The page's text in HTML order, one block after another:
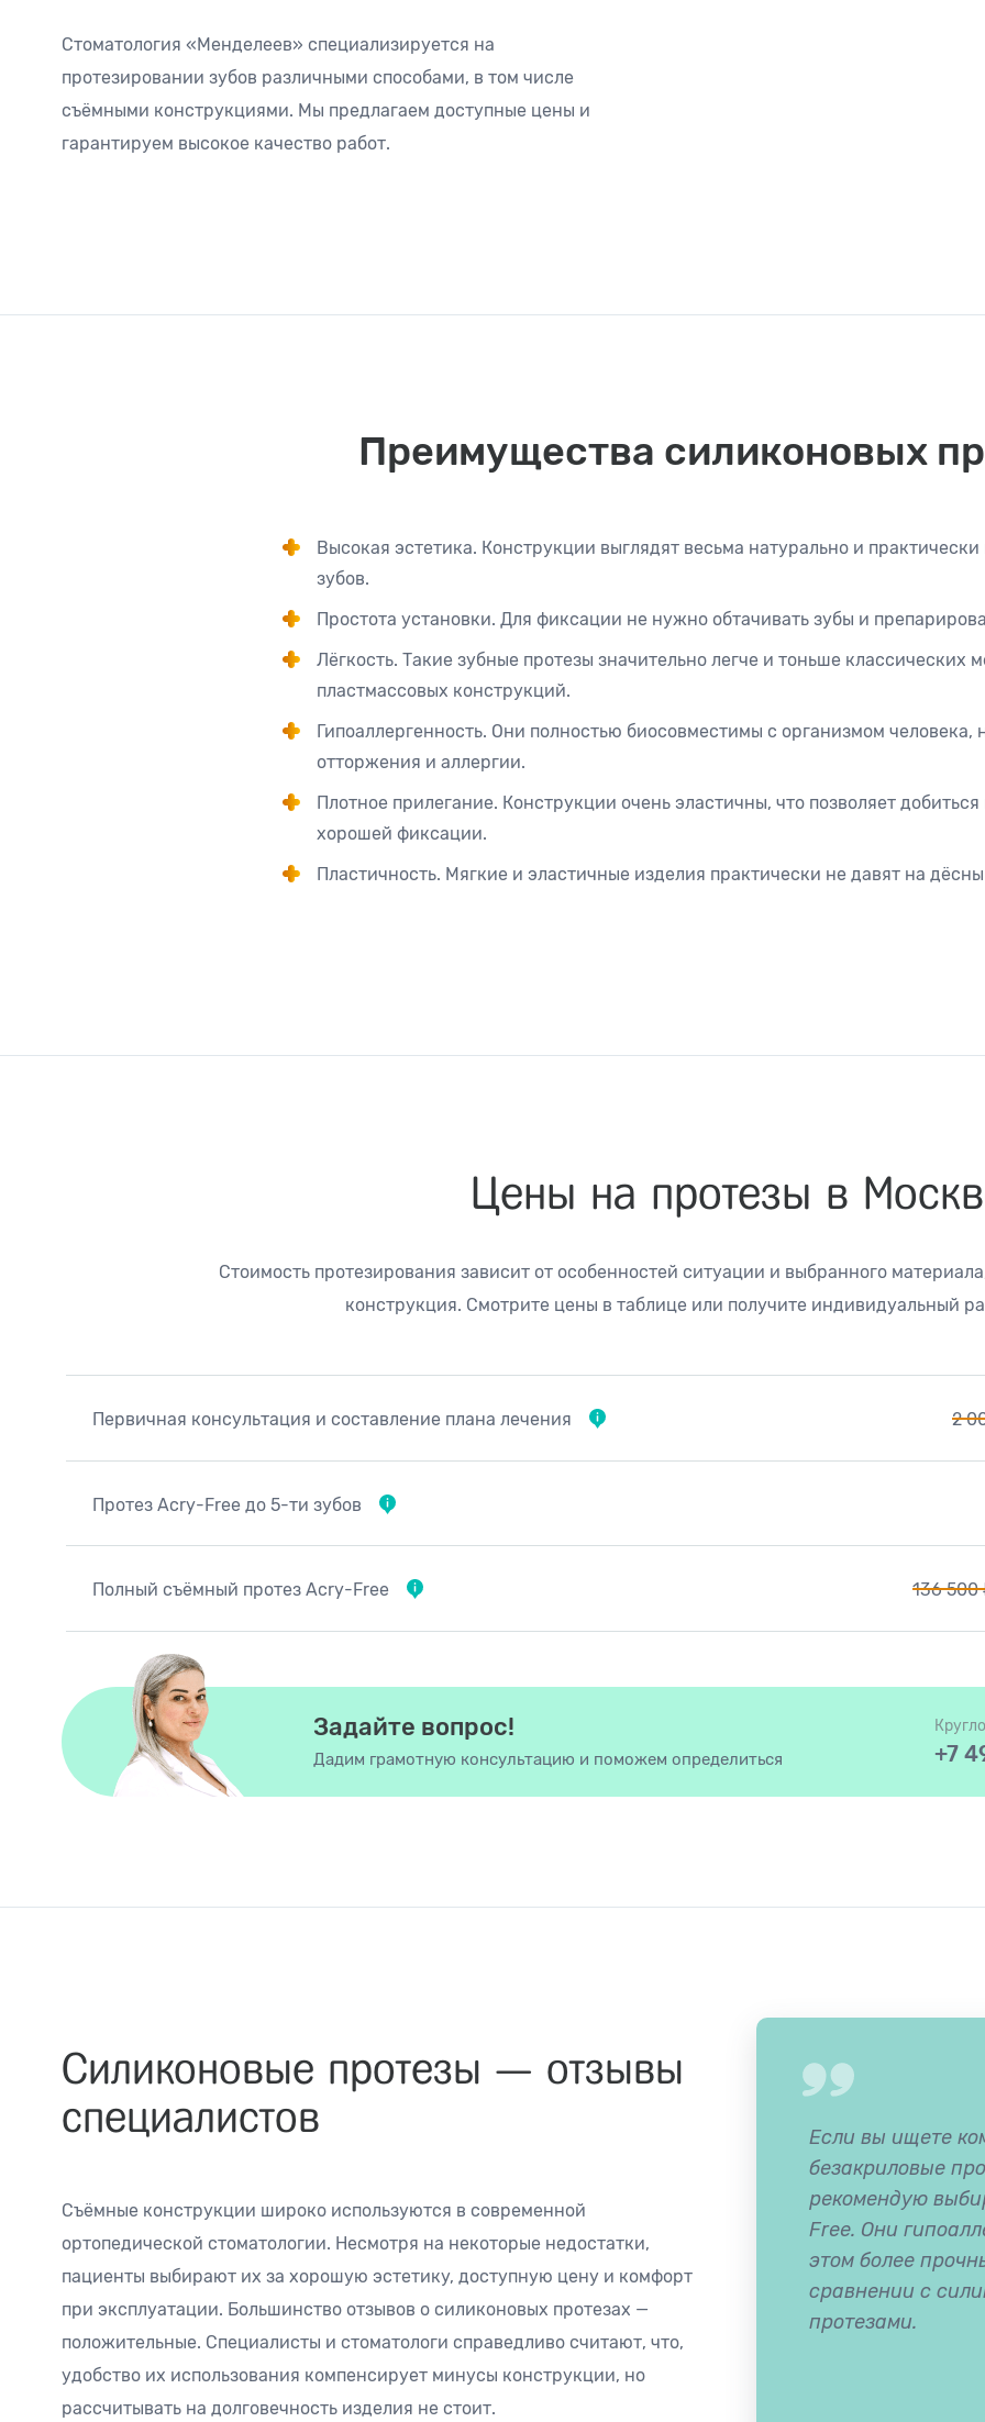
Стоматология «Менделеев» специализируется на
протезировании зубов различными способами, в том числе
съёмными конструкциями. Мы предлагаем доступные цены и
гарантируем высокое качество работ.
Преимущества силиконовых
Высокая эстетика. Конструкции выглядят весьма натурально и
зубов.
Простота установки. Для фиксации не нужно обтачивать зубы и
Лёгкость. Такие зубные протезы значительно легче и тоньше классических
пластмассовых конструкций.
Гипоаллергенность. Они полностью биосовместимы с организмом человека,
отторжения и аллергии.
Плотное прилегание. Конструкции очень эластичны, что позволяет
хорошей фиксации.
Пластичность. Мягкие и эластичные изделия практически не давят на
Цены на протезы в
Стоимость протезирования зависит от особенностей ситуации и выбранного
конструкция. Смотрите цены в таблице или получите индивидуальный
Первичная консультация и составление плана лечения 2
Протез Acry-Free до 5-ти зубов
Полный съёмный протез Acry-Free 136 500
Задайте вопрос!
Дадим грамотную консультацию и поможем определиться +7
Силиконовые протезы — отзывы
специалистов
Съёмные конструкции широко используются в современной
ортопедической стоматологии. Несмотря на некоторые недостатки,
пациенты выбирают их за хорошую эстетику, доступную цену и комфорт
при эксплуатации. Большинство отзывов о силиконовых протезах —
положительные. Специалисты и стоматологи справедливо считают, что,
удобство их использования компенсирует минусы конструкции, но
рассчитывать на долговечность изделия не стоит.
Если вы ищете
безакриловые
рекомендую
Free. Они
этом более
сравнении с
протезами.